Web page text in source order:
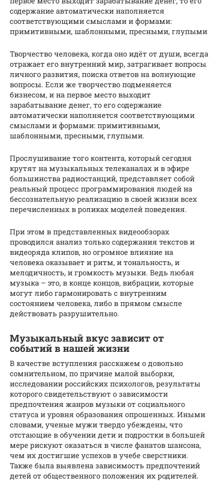
содержание автоматически наполняется
соответствующими смыслами и формами:
примитивными, шаблонными, пресными, глупыми
Творчество человека, когда оно идёт от души, всегда
отражает его внутренний мир, затрагивает вопросы
личного развития, поиска ответов на волнующие
вопросы. Если же творчество подменяется
бизнесом, и на первое место выходит
зарабатывание денег, то его содержание
автоматически наполняется соответствующими
смыслами и формами: примитивными,
шаблонными, пресными, глупыми.
Прослушивание того контента, который сегодня
крутят на музыкальных телеканалах и в эфире
большинства радиостанций, представляет собой
реальный процесс программирования людей на
бессознательную реализацию в своей жизни всех
перечисленных в роликах моделей поведения.
При этом в представленных видеообзорах
проводился анализ только содержания текстов и
видеоряда клипов, но огромное влияние на
человека оказывает и ритм, и тональность, и
мелодичность, и громкость музыки. Ведь любая
музыка – это, в конце концов, вибрации, которые
могут либо гармонировать с внутренним
состоянием человека, либо в прямом смысле
действовать разрушительно.
Музыкальный вкус зависит от
событий в нашей жизни
В качестве вступления расскажем о довольно
сомнительном, по причине малой выборки,
исследовании российских психологов, результаты
которого свидетельствуют о зависимости
предпочтения жанров музыки от социального
статуса и уровня образования опрошенных. Иными
словами, ученые мужи твердо убеждены, что
отстающие в обучении дети и подростки в большей
мере рискуют оказаться в числе фанатов шансона,
чем их достигшие успехов в учебе сверстники.
Также была выявлена зависимость предпочтений
детей от общественного положения их родителей.